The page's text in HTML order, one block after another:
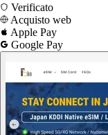
Verificato
Acquisto web
Apple Pay
Google Pay